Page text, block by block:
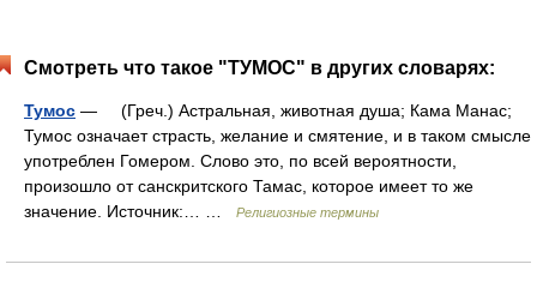
Смотреть что такое "ТУМОС" в других словарях:
Тумос — (Греч.) Астральная, животная душа; Кама Манас;
Тумос означает страсть, желание и смятение, и в таком смысле
употреблен Гомером. Слово это, по всей вероятности,
произошло от санскритского Тамас, которое имеет то же
значение. Источник:… …
Религиозные термины